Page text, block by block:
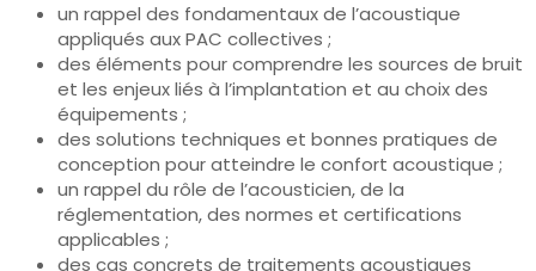
un rappel des fondamentaux de l’acoustique
appliqués aux PAC collectives ;
des éléments pour comprendre les sources de bruit
et les enjeux liés à l’implantation et au choix des
équipements ;
des solutions techniques et bonnes pratiques de
conception pour atteindre le confort acoustique ;
un rappel du rôle de l’acousticien, de la
réglementation, des normes et certifications
applicables ;
des cas concrets de traitements acoustiques